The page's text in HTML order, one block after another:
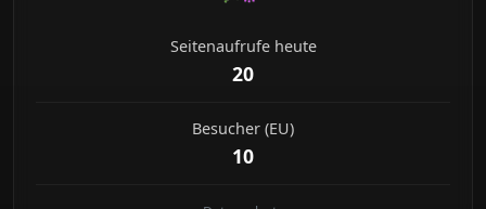
Seitenaufrufe heute
20
Besucher (EU)
10